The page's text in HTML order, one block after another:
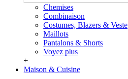
Chemises
Combinaison
Costumes, Blazers & Veste
Maillots
Pantalons & Shorts
Voyez plus
+
Maison & Cuisine